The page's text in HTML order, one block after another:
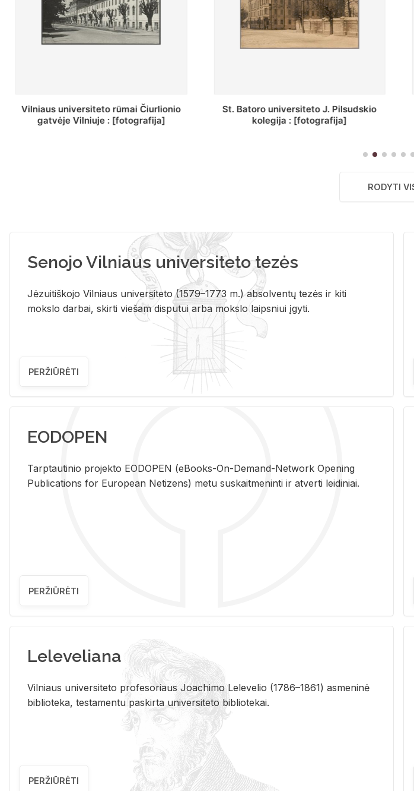
St. Batoro universiteto J. Pilsudskio
kolegija : [fotografija]
[Inventorius ir duomenys apie Selcų
bazilijonų vienuolyną, Rečycos pav.]
RODYTI
Senojo Vilniaus universiteto tezės
Jėzuitiškojo Vilniaus universiteto (1579–1773 m.) absolventų tezės ir kiti
mokslo darbai, skirti viešam disputui arba mokslo laipsniui įgyti.
PERŽIŪRĖTI
EODOPEN
Tarp­tau­ti­nio pro­jek­to EO­DO­PEN (eBo­oks-On-De­mand-Ne­twork Ope­ning
Pub­li­ca­tions for Eu­ro­pe­an Ne­ti­zens) metu su­skait­me­nin­ti ir at­ver­ti lei­di­niai.
PERŽIŪRĖTI
Leleveliana
Vil­niaus uni­ver­si­te­to pro­fe­so­riaus Jo­a­chi­mo Le­le­ve­lio (1786–1861) as­me­ni­nė
bi­b­lio­te­ka, te­sta­men­tu pa­skir­ta uni­ver­si­te­to bi­b­lio­te­kai.
PERŽIŪRĖTI